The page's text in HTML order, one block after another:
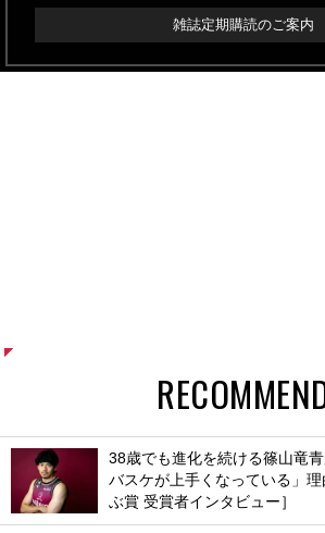
雑誌定期購読のご案内
38歳でも進化を続ける篠山竜
バスケが上手くなっている」
ぶ賞 受賞者インタビュー］